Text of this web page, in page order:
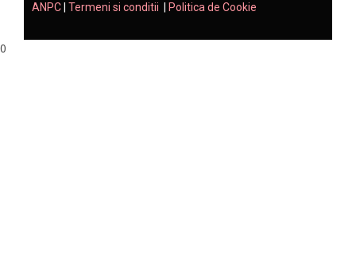
ANPC Termeni si conditii Politica de Cookie
0